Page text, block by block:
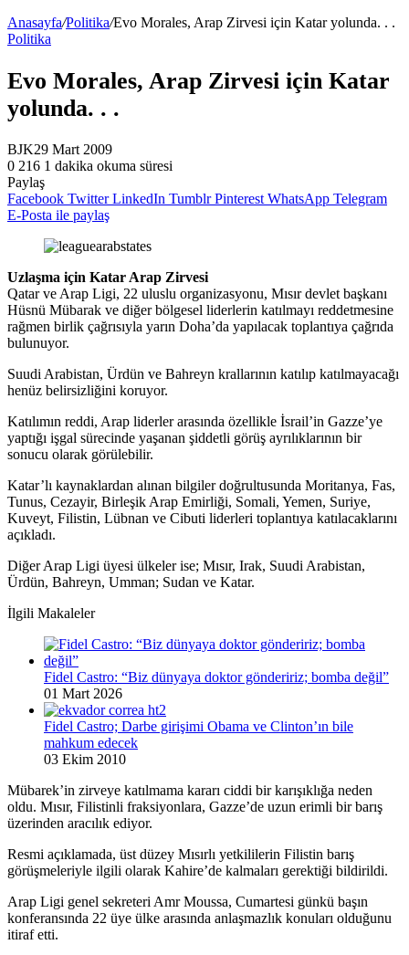
Anasayfa/Politika/Evo Morales, Arap Zirvesi için Katar yolunda. . .
Politika
Evo Morales, Arap Zirvesi için Katar
yolunda. . .
BJK29 Mart 2009
0 216 1 dakika okuma süresi
Paylaş
Facebook Twitter LinkedIn Tumblr Pinterest WhatsApp Telegram
E-Posta ile paylaş
Uzlaşma için Katar Arap Zirvesi
Qatar ve Arap Ligi, 22 uluslu organizasyonu, Mısır devlet başkanı
Hüsnü Mübarak ve diğer bölgesel liderlerin katılmayı reddetmesine
rağmen birlik çağrısıyla yarın Doha’da yapılacak toplantıya çağrıda
bulunuyor.
Suudi Arabistan, Ürdün ve Bahreyn krallarının katılıp katılmayacağı
henüz belirsizliğini koruyor.
Katılımın reddi, Arap liderler arasında özellikle İsrail’in Gazze’ye
yaptığı işgal sürecinde yaşanan şiddetli görüş ayrılıklarının bir
sonucu olarak görülebilir.
Katar’lı kaynaklardan alınan bilgiler doğrultusunda Moritanya, Fas,
Tunus, Cezayir, Birleşik Arap Emirliği, Somali, Yemen, Suriye,
Kuveyt, Filistin, Lübnan ve Cibuti liderleri toplantıya katılacaklarını
açıkladı.
Diğer Arap Ligi üyesi ülkeler ise; Mısır, Irak, Suudi Arabistan,
Ürdün, Bahreyn, Umman; Sudan ve Katar.
İlgili Makaleler
Fidel Castro: “Biz dünyaya doktor göndeririz; bomba değil”
01 Mart 2026
Fidel Castro; Darbe girişimi Obama ve Clinton’ın bile
mahkum edecek
03 Ekim 2010
Mübarek’in zirveye katılmama kararı ciddi bir karışıklığa neden
oldu. Mısır, Filistinli fraksiyonlara, Gazze’de uzun erimli bir barış
üzerinden aracılık ediyor.
Resmi açıklamada, üst düzey Mısırlı yetkililerin Filistin barış
görüşmeleriyle ilgili olarak Kahire’de kalmaları gerektiği bildirildi.
Arap Ligi genel sekreteri Amr Moussa, Cumartesi günkü başın
konferansında 22 üye ülke arasında anlaşmazlık konuları olduğunu
itiraf etti.